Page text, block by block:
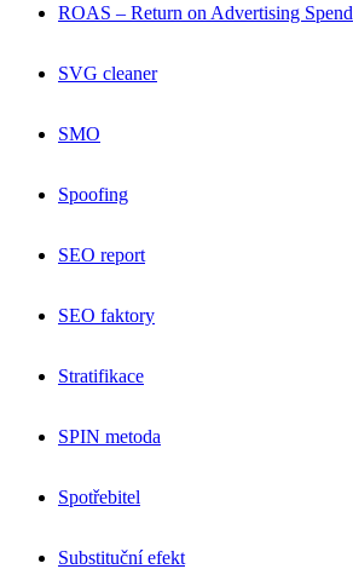
ROAS – Return on Advertising Spend
SVG cleaner
SMO
Spoofing
SEO report
SEO faktory
Stratifikace
SPIN metoda
Spotřebitel
Substituční efekt